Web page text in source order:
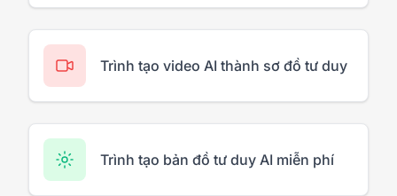
Trình tạo video AI thành sơ đồ tư duy
Trình tạo bản đồ tư duy AI miễn phí